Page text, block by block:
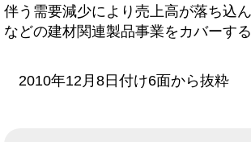
伴う需要減少により売上高が落ち込
などの建材関連製品事業をカバーする
2010年12月8日付け6面から抜粋